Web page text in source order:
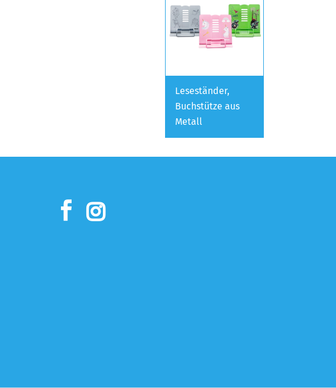
Leseständer,
Buchstütze aus
Metall